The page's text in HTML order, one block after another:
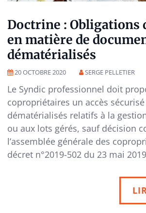
Doctrine : Obligations
en matière de
dématérialisés
20 OCTOBRE 2020 SERGE PELLETIER
Le Syndic professionnel doit
copropriétaires un accès
dématérialisés relatifs à la
ou aux lots gérés, sauf décision
l’assemblée générale des
décret n°2019-502 du 23 mai